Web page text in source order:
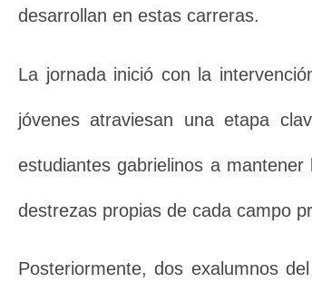
desarrollan en estas carreras.
La jornada inició con la
jóvenes atraviesan una etapa
estudiantes gabrielinos a
destrezas propias de cada campo
Posteriormente, dos exalumnos